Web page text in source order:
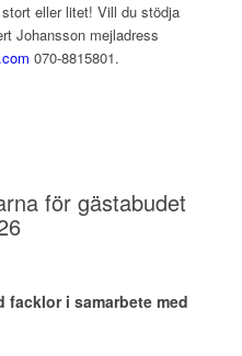
eller litet! Vill du stödja
Johansson mejladress
070-8815801.
för gästabudet
facklor i samarbete med